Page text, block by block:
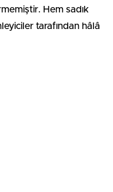
Hem sadık
tarafından hâlâ